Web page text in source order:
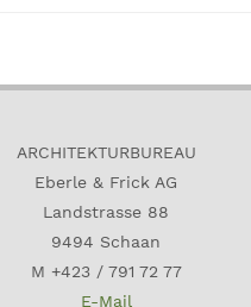
ARCHITEKTURBUREAU
Eberle & Frick AG
Landstrasse 88
9494 Schaan
M +423 / 791 72 77
E-Mail